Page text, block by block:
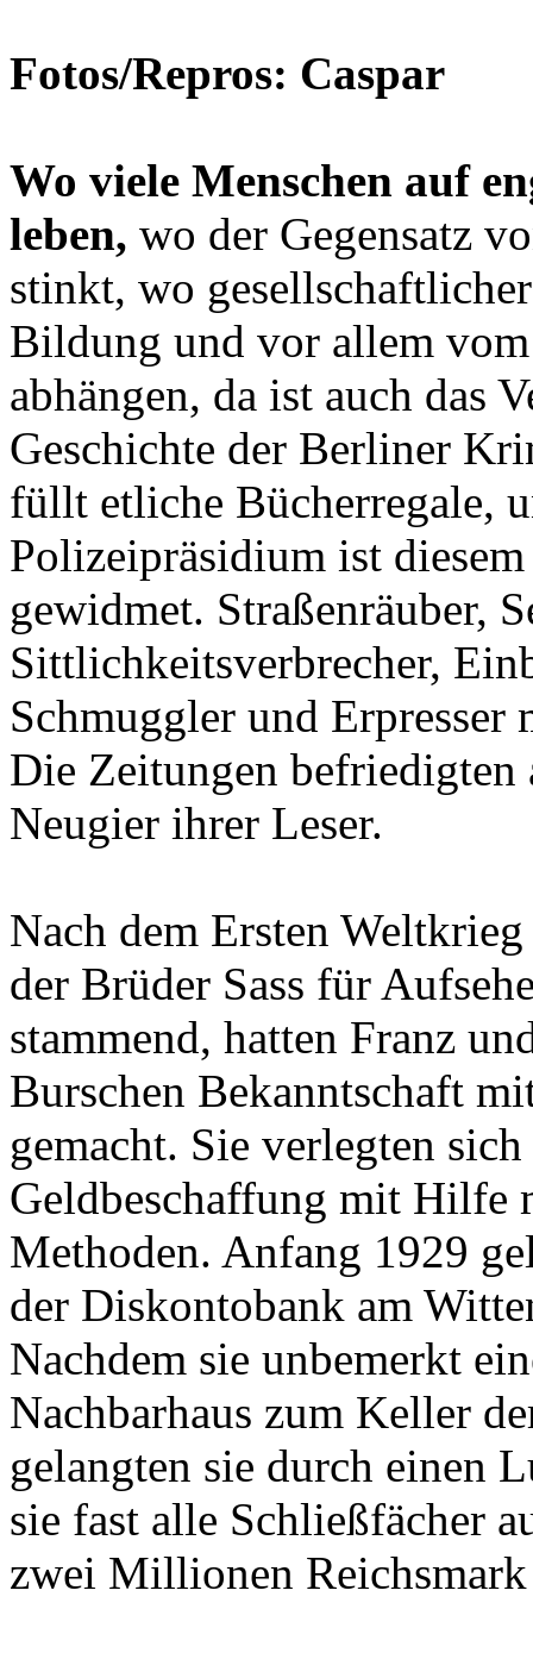
Fotos/Repros: Caspar
Wo viele Menschen auf
leben, wo der Gegensatz
stinkt, wo
Bildung und vor allem
abhängen, da ist auch das
Geschichte der Berliner
füllt etliche Bücherregale,
Polizeipräsidium ist
gewidmet. Straßenräuber,
Sittlichkeitsverbrecher,
Schmuggler und Erpresser
Die Zeitungen
Neugier ihrer Leser.
Nach dem Ersten
der Brüder Sass für
stammend, hatten Franz
Burschen Bekanntschaft
gemacht. Sie verlegten
Geldbeschaffung mit Hilfe
Methoden. Anfang 1929
der Diskontobank am
Nachdem sie unbemerkt
Nachbarhaus zum Keller
gelangten sie durch einen
sie fast alle Schließfächer
zwei Millionen Reichsmark